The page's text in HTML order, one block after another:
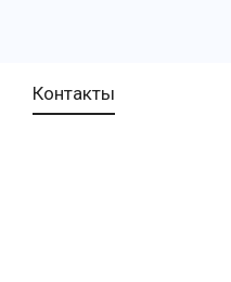
Контакты